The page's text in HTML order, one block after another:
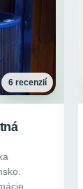
6 recenzií